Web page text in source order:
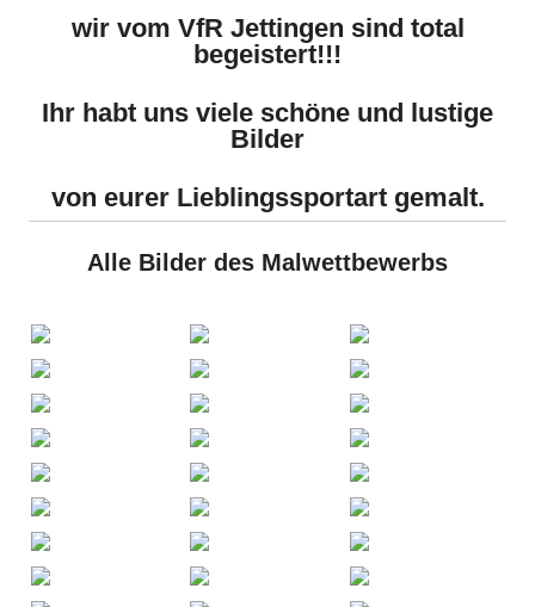
wir vom VfR Jettingen sind total
begeistert!!!
Ihr habt uns viele schöne und lustige
Bilder
von eurer Lieblingssportart gemalt.
Alle Bilder des Malwettbewerbs